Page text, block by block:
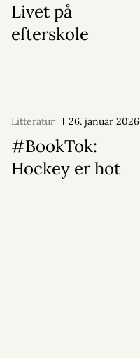
Livet på
efterskole
Litteratur 26. januar 2026
#BookTok:
Hockey er hot